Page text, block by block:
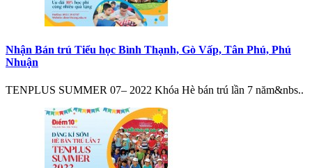
Nhận Bán trú Tiểu học Bình Thạnh, Gò Vấp, Tân Phú, Phú
Nhuận
TENPLUS SUMMER 07– 2022 Khóa Hè bán trú lần 7 năm&nbs..